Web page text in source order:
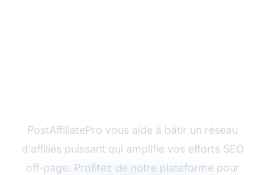
PostAffiliatePro vous aide à bâtir un réseau
d'affiliés puissant qui amplifie vos efforts SEO
off-page. Profitez de notre plateforme pour